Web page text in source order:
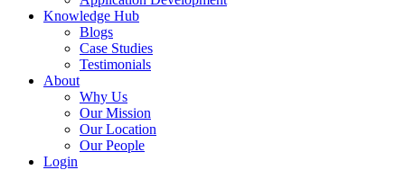
Knowledge Hub
Blogs
Case Studies
Testimonials
About
Why Us
Our Mission
Our Location
Our People
Login